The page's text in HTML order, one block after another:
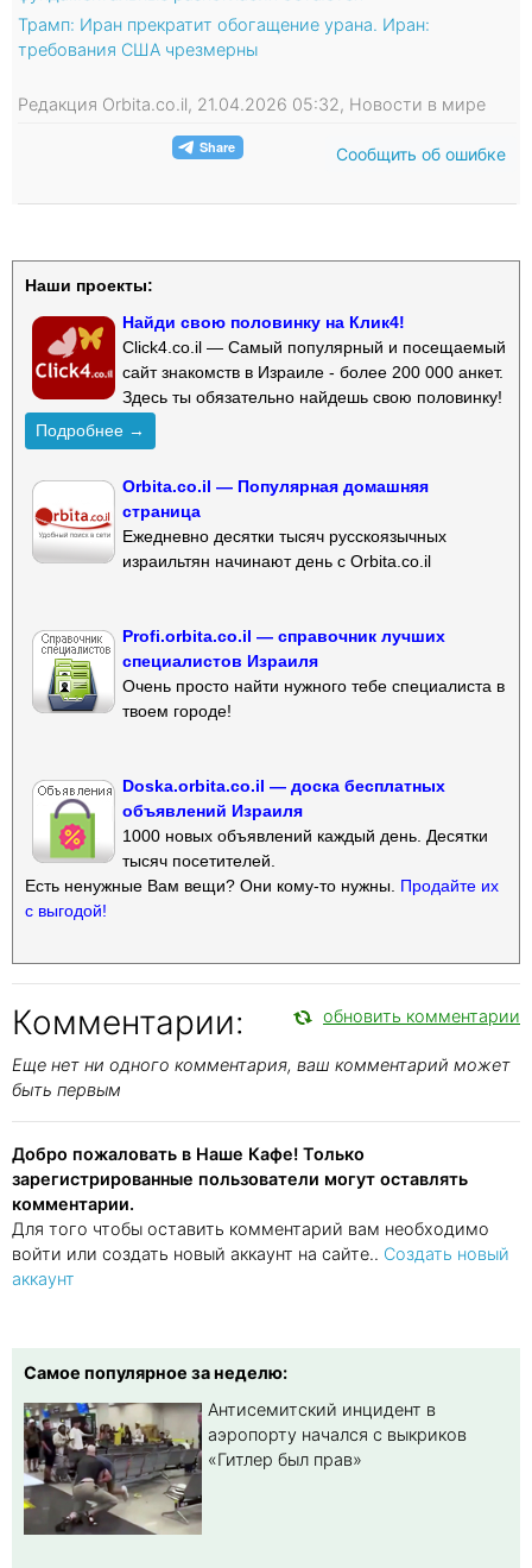
Трамп: Иран прекратит обогащение урана. Иран:
требования США чрезмерны
Редакция Orbita.co.il, 21.04.2026 05:32, Новости в мире
Сообщить об ошибке
Наши проекты:
Найди свою половинку на Клик4!
Click4.co.il — Самый популярный и посещаемый
сайт знакомств в Израиле - более 200 000 анкет.
Здесь ты обязательно найдешь свою половинку!
Подробнее →
Orbita.co.il — Популярная домашняя
страница
Ежедневно десятки тысяч русскоязычных
израильтян начинают день с Orbita.co.il
Profi.orbita.co.il — справочник лучших
специалистов Израиля
Очень просто найти нужного тебе специалиста в
твоем городе!
Doska.orbita.co.il — доска бесплатных
объявлений Израиля
1000 новых объявлений каждый день. Десятки
тысяч посетителей.
Есть ненужные Вам вещи? Они кому-то нужны. Продайте их
с выгодой!
Комментарии: обновить комментарии
Еще нет ни одного комментария, ваш комментарий может
быть первым
Добро пожаловать в Наше Кафе! Только
зарегистрированные пользователи могут оставлять
комментарии.
Для того чтобы оставить комментарий вам необходимо
войти или создать новый аккаунт на сайте.. Создать новый
аккаунт
Самое популярное за неделю:
Антисемитский инцидент в
аэропорту начался с выкриков
«Гитлер был прав»